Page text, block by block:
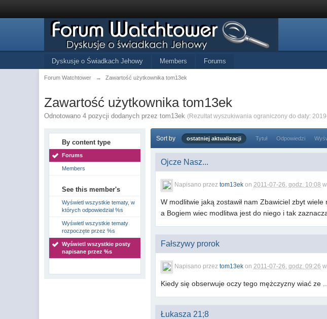
Dyskusje o Świadkach Jehowy Members Forums
Forum Watchtower → Zawartość użytkownika tom13ek
Zawartość użytkownika tom13ek
Odnotowano 4 pozycji dodanych przez tom13ek (Rezultat wyszukiwania ograniczony do daty:
By content type
Forums
Members
See this member's
Wyświetl wszystkie tematy, w
których odpowiedział %s
Wyświetl wszystkie tematy
rozpoczęte przez %s
Wyświetl wszystkie posty
napisane przez %s
Sort by ostatniej aktualizacji Tytuł Odpowiedzi
Ojcze Nasz...
Napisano przeztom13ek on2011-07-26, godz. 10:08
W modlitwie jaką zostawił nam Zbawiciel zbyt
a Bogiem wiec modlitwa jest do niego i tak
Fałszywy prorok
Napisano przeztom13ek on2011-07-26, godz. 09:26
Kiedy się obserwuje oczy tego mężczyzny wiać ze
Łukasza 21;8